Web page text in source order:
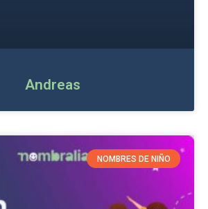
Andreas
NOMBRES DE NIÑO